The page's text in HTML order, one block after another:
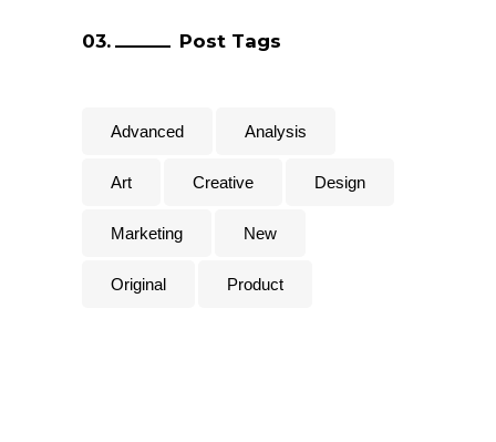
Post Tags
Advanced Analysis
Art Creative Design
Marketing New
Original Product